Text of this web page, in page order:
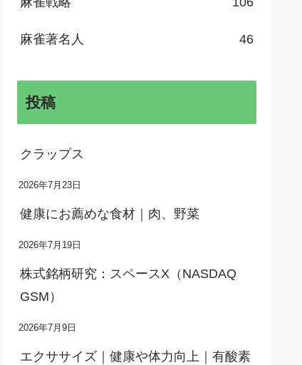
麻雀著名人 46
投稿
クラップス
2026年7月23日
健康にお薦めな食材｜肉、野菜
2026年7月19日
株式銘柄研究：スペースX（NASDAQ
GSM）
2026年7月9日
エクササイズ｜健康や体力向上｜有酸素